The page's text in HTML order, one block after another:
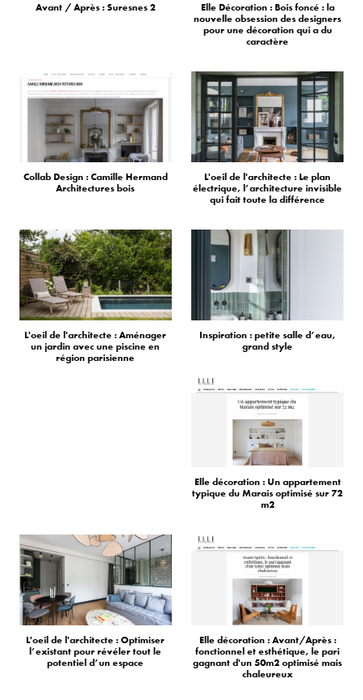
Avant / Après : Suresnes 2
Elle Décoration : Bois foncé : la
nouvelle obsession des designers
pour une décoration qui a du
caractère
Collab Design : Camille Hermand
Architectures bois
L'oeil de l'architecte : Le plan
électrique, l’architecture invisible
qui fait toute la différence
L'oeil de l'architecte : Aménager
un jardin avec une piscine en
région parisienne
Inspiration : petite salle d’eau,
grand style
Elle décoration : Un appartement
typique du Marais optimisé sur 72
m2
L'oeil de l'architecte : Optimiser
l’existant pour révéler tout le
potentiel d’un espace
Elle décoration : Avant/Après :
fonctionnel et esthétique, le pari
gagnant d'un 50m2 optimisé mais
chaleureux